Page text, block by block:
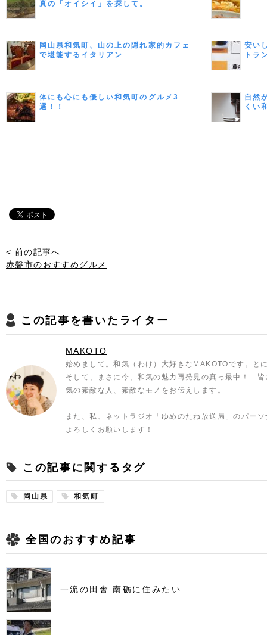
真の「オイシイ」を探して。
岡山県和気町、山の上の隠れ家的カフェ
で堪能するイタリアン
安い
トラ
体にも心にも優しい和気町のグルメ3
選！！
自然
くい
< 前の記事へ
赤磐市のおすすめグルメ
この記事を書いたライター
MAKOTO
始めまして。和気（わけ）大好きなMAKOTOです。と
そして、まさに今、和気の魅力再発見の真っ最中！
気の素敵な人、素敵なモノをお伝えします。
また、私、ネットラジオ「ゆめのたね放送局」のパー
よろしくお願いします！
この記事に関するタグ
岡山県 和気町
全国のおすすめ記事
一流の田舎 南砺に住みたい